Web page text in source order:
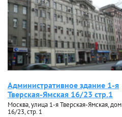
Административное здание 1-я
Тверская-Ямская 16/23 стр.1
Москва, улица 1-я Тверская-Ямская, дом
16/23, стр. 1